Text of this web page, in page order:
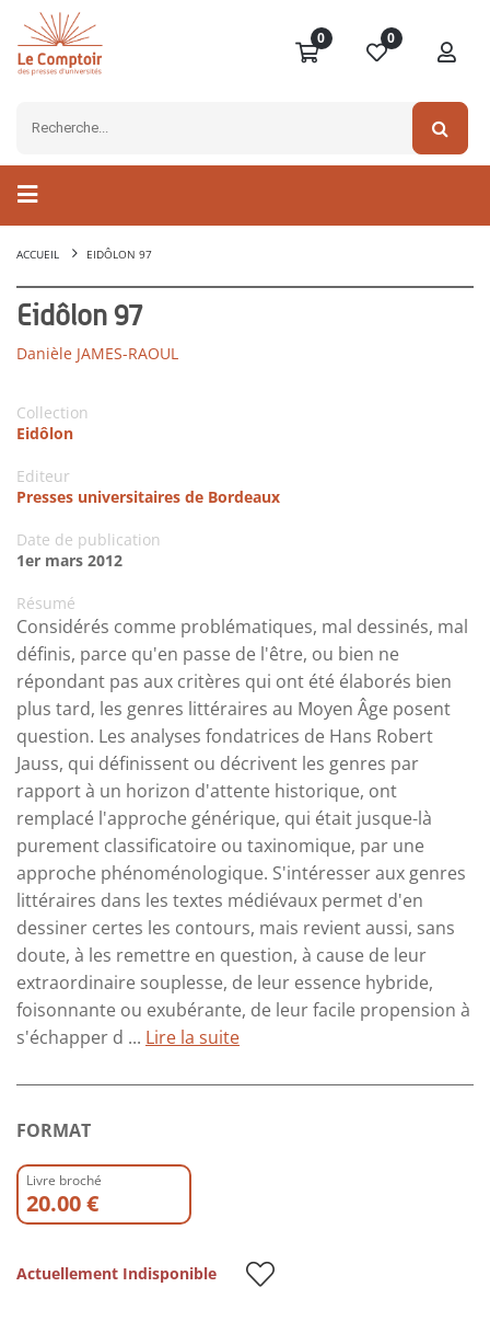
0 0
ACCUEIL EIDÔLON 97
Eidôlon 97
Danièle JAMES-RAOUL
Collection
Eidôlon
Editeur
Presses universitaires de Bordeaux
Date de publication
1er mars 2012
Résumé
Considérés comme problématiques, mal dessinés, mal
définis, parce qu'en passe de l'être, ou bien ne
répondant pas aux critères qui ont été élaborés bien
plus tard, les genres littéraires au Moyen Âge posent
question. Les analyses fondatrices de Hans Robert
Jauss, qui définissent ou décrivent les genres par
rapport à un horizon d'attente historique, ont
remplacé l'approche générique, qui était jusque-là
purement classificatoire ou taxinomique, par une
approche phénoménologique. S'intéresser aux genres
littéraires dans les textes médiévaux permet d'en
dessiner certes les contours, mais revient aussi, sans
doute, à les remettre en question, à cause de leur
extraordinaire souplesse, de leur essence hybride,
foisonnante ou exubérante, de leur facile propension à
s'échapper d ... Lire la suite
FORMAT
Livre broché
20.00 €
Actuellement Indisponible